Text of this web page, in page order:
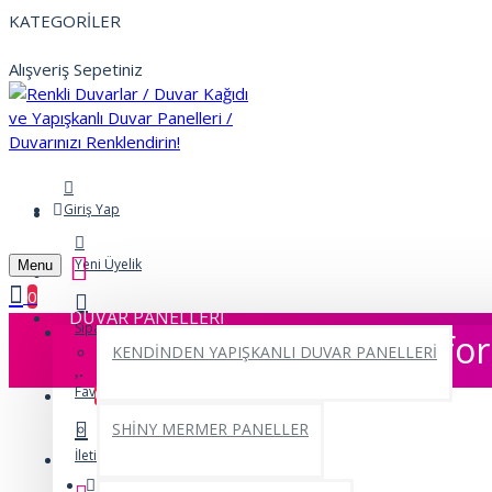
KATEGORİLER
Alışveriş Sepetiniz
Giriş Yap
Yeni Üyelik
Siparişlerim
Favorilerim
0
İletişim
DUVAR PANELLERİ
KENDİNDEN YAPIŞKANLI DUVAR PANELLERİ
SHİNY MERMER PANELLER
Menu
0
Strafor